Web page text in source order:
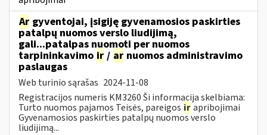
Ar gyventojai, įsigiję gyvenamosios paskirties
patalpų nuomos verslo liudijimą,
gali...patalpas nuomoti per nuomos
tarpininkavimo ir / ar nuomos administravimo
paslaugas
Web turinio sąrašas 2024-11-08
Registracijos numeris KM3260 Ši informacija skelbiama:
Turto nuomos pajamos Teisės, pareigos irapribojimai
Gyvenamosios paskirties patalpų nuomos verslo
liudijimą...